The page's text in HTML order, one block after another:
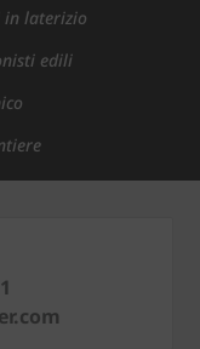
in laterizio
edili